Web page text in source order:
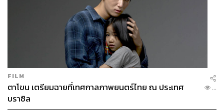
FILM
ตาโขน เตรียมฉายที่เทศกาลภาพยนตร์ไทย ณ ประเทศ
บราซิล
...